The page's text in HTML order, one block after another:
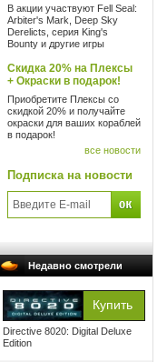
В акции участвуют Fell Seal:
Arbiter's Mark, Deep Sky
Derelicts, серия King's
Bounty и другие игры
Скидка 20% на Плексы
+ Окраски в подарок!
Приобретите Плексы со
скидкой 20% и получайте
окраски для ваших кораблей
в подарок!
все новости
Подписка на новости
Недавно смотрели
Directive 8020: Digital Deluxe
Edition